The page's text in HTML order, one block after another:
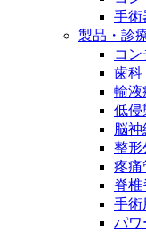
製品ポートフ
こちらの製品
ただくことが
ビー・ブラウ
けませんか？
手術
製品・診
コ
歯科
輸液
低侵
脳
整形
疼痛
脊椎
手術
パワ